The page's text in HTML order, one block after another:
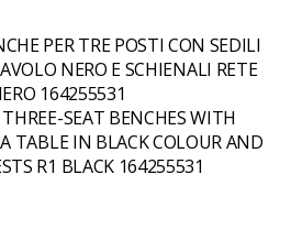
PER TRE POSTI CON SEDILI
NERO E SCHIENALI RETE
164255531
THREE-SEAT BENCHES WITH
TABLE IN BLACK COLOUR AND
R1 BLACK 164255531